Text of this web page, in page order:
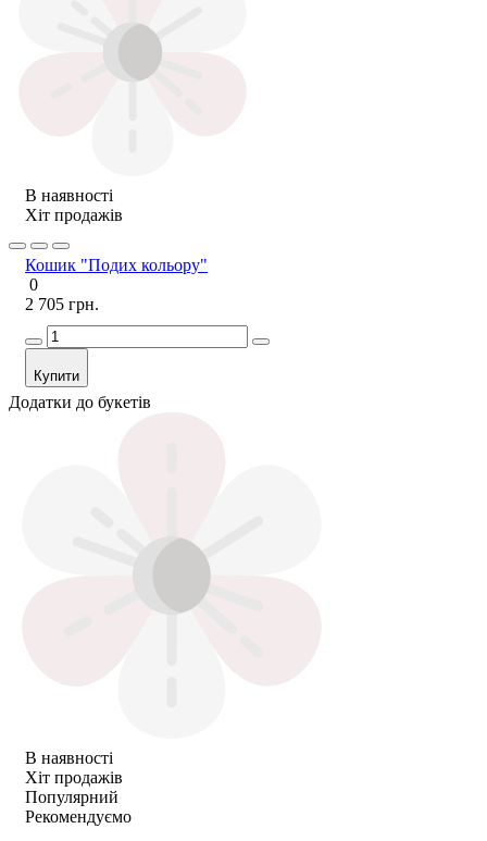
В наявності
Хіт продажів
Кошик "Подих кольору"
0
2 705 грн.
Купити
Додатки до букетів
В наявності
Хіт продажів
Популярний
Рекомендуємо